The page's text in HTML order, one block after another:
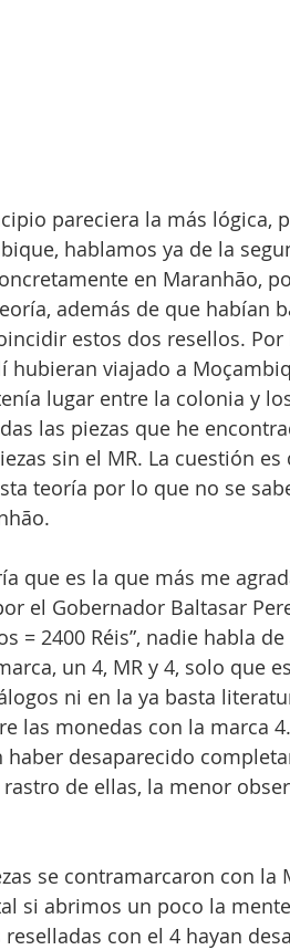
pareciera la más lógica,
hablamos ya de la
en Maranhão,
además de que habían
estos dos resellos.
hubieran viajado a
lugar entre la colonia y
las piezas que he
sin el MR. La cuestión
teoría por lo que no se
que es la que más me
el Gobernador Baltasar
= 2400 Réis”, nadie habla
un 4, MR y 4, solo que
ni en la ya basta
las monedas con la marca
desaparecido
de ellas, la menor
se contramarcaron con la
si abrimos un poco la
con el 4 hayan